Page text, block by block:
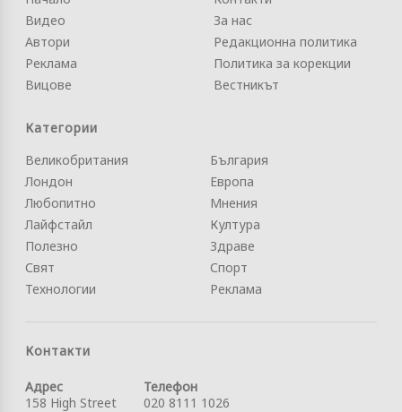
Видео
Автори
Реклама
Вицове
За нас
Редакционна политика
Политика за корекции
Вестникът
Категории
Великобритания
Лондон
Любопитно
Лайфстайл
Полезно
Свят
Технологии
България
Европа
Мнения
Култура
Здраве
Спорт
Реклама
Контакти
Адрес
158 High Street
Телефон
020 8111 1026